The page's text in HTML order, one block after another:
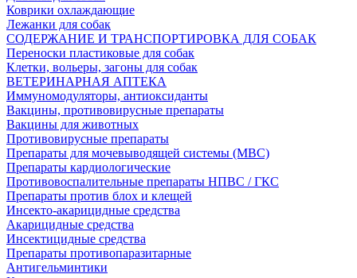
Коврики охлаждающие
Лежанки для собак
СОДЕРЖАНИЕ И ТРАНСПОРТИРОВКА ДЛЯ СОБАК
Переноски пластиковые для собак
Клетки, вольеры, загоны для собак
ВЕТЕРИНАРНАЯ АПТЕКА
Иммуномодуляторы, антиоксиданты
Вакцины, противовирусные препараты
Вакцины для животных
Противовирусные препараты
Препараты для мочевыводящей системы (МВС)
Препараты кардиологические
Противовоспалительные препараты НПВС / ГКС
Препараты против блох и клещей
Инсекто-акарицидные средства
Акарицидные средства
Инсектицидные средства
Препараты противопаразитарные
Антигельминтики